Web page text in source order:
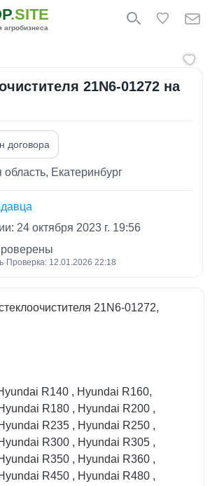
.SITE
агробизнеса
21N6-01272 на
договора
Екатеринбург
24 октября 2023 г. 19:56
· Проверка: 12.01.2026 22:18
21N6-01272,
R140 , Hyundai R160,
R180 , Hyundai R200 ,
R235 , Hyundai R250 ,
R300 , Hyundai R305 ,
R350 , Hyundai R360 ,
R450 , Hyundai R480 ,